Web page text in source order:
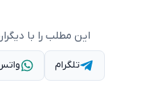
این مطلب را با
تلگرام